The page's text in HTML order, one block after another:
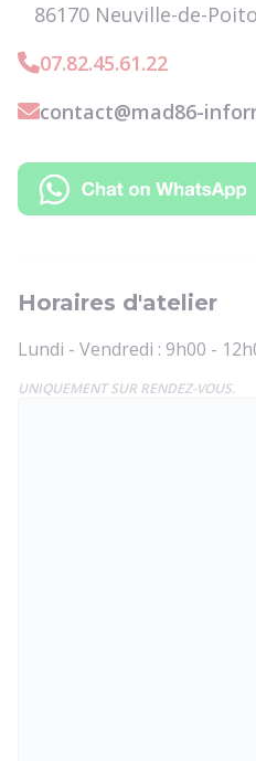
86170 Neuville-de-
07.82.45.61.22
contact@mad86-
Horaires d'atelier
Lundi - Vendredi : 9h00 -
UNIQUEMENT SUR RENDEZ-VOUS.